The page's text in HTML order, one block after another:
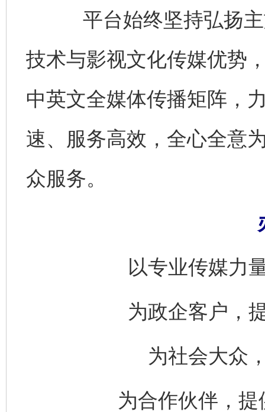
平台始终坚持弘扬主
技术与影视文化传媒优势
中英文全媒体传播矩阵，
速、服务高效，全心全意
众服务。
以专业传媒力
为政企客户，
为社会大众
为合作伙伴，